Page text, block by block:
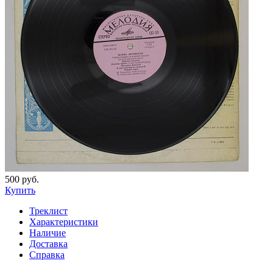
500 руб.
Купить
Треклист
Характеристики
Наличие
Доставка
Справка